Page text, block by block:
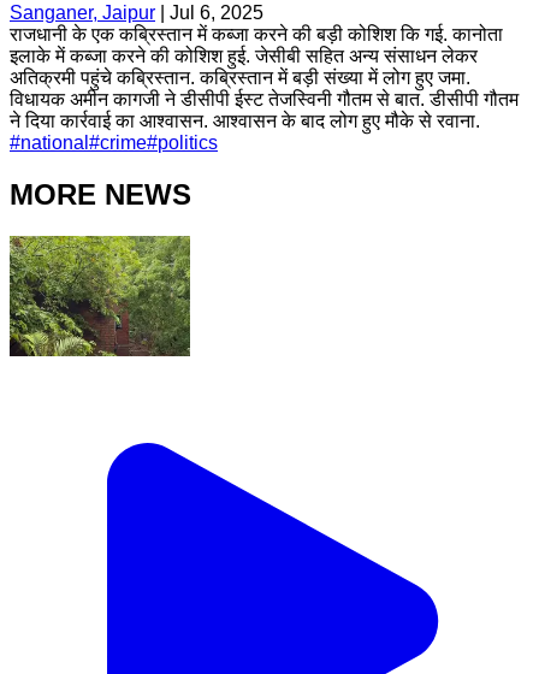
Sanganer, Jaipur
Jul 6, 2025
राजधानी के एक कब्रिस्तान में कब्जा करने की बड़ी कोशिश कि गई. कानोता
इलाके में कब्जा करने की कोशिश हुई. जेसीबी सहित अन्य संसाधन लेकर
अतिक्रमी पहुंचे कब्रिस्तान. कब्रिस्तान में बड़ी संख्या में लोग हुए जमा.
विधायक अमीन कागजी ने डीसीपी ईस्ट तेजस्विनी गौतम से बात. डीसीपी गौतम
ने दिया कार्रवाई का आश्वासन. आश्वासन के बाद लोग हुए मौके से रवाना.
#national #crime#politics
MORE NEWS